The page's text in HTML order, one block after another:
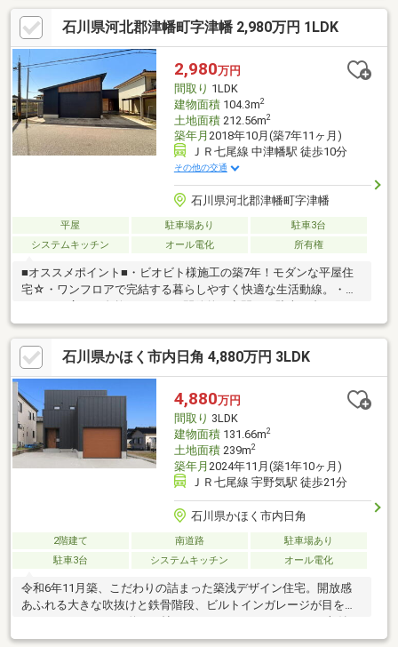
石川県河北郡津幡町字津幡 2,980万円 1LDK
2,980万円
間取り 1LDK
建物面積104.3m2
土地面積212.56m2
築年月 2018年10月(築7年11ヶ月)
ＪＲ七尾線 中津幡駅 徒歩10分
その他の交通
石川県河北郡津幡町字津幡
平屋 駐車場あり
駐車3台
システムキッチン
オール電化 所有権
■オススメポイント■・ビオビト様施工の築7年！モダンな平屋住
宅☆・ワンフロアで完結する暮らしやすく快適な生活動線。・Ｌ
２台駐車可能な大きなビルトインガレージ。・お車やバイク、趣
味の為の作業スペースとしても◎・リビング、寝室にはエアコン
あり。・書斎、サンルーム、ウッドデッキや外部物置など充実の
お家。■アクセス■・中津幡駅まで徒歩約１０分。・アルプラザ津
幡やカジマートまでお車ですぐ♪・コンビニやドラッグストアなど
も充実。・太白台小学校まで徒歩約１２分。・津幡中学校まで徒
歩約１７分。ぜひお問い合わせ下さい♪
石川県かほく市内日角 4,880万円 3LDK
4,880万円
間取り 3LDK
建物面積131.66m2
土地面積239m2
築年月 2024年11月(築1年10ヶ月)
ＪＲ七尾線 宇野気駅 徒歩21分
石川県かほく市内日角
2階建て 南道路
駐車場あり
駐車3台
システムキッチン オール電化
令和6年11月築、こだわりの詰まった築浅デザイン住宅。開放感
あふれる大きな吹抜けと鉄骨階段、ビルトインガレージが目を引
く3LDKです。LDKは約18.8帖。SIC・WIC・サンルームなど収納や
家事動線も充実しています。敷地は約72坪あり、ガレージを含め